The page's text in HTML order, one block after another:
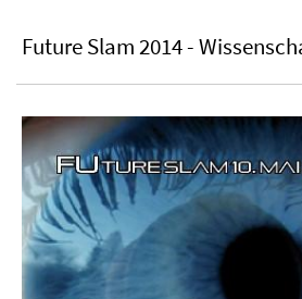
Future Slam 2014 -